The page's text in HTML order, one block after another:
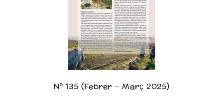
Nº 135 (Febrer – Març 2025)